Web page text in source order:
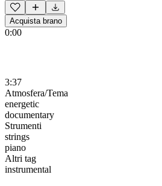
Acquista brano
0:00
3:37
Atmosfera/Tema
energetic
documentary
Strumenti
strings
piano
Altri tag
instrumental